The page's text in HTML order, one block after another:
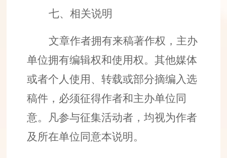
七、相关说明
文章作者拥有来稿著作权，主办
单位拥有编辑权和使用权。其他媒体
或者个人使用、转载或部分摘编入选
稿件 ，必须征得作者和主办单位同
意。凡参与征集活动者，均视为作者
及所在单位 同意本说明 。